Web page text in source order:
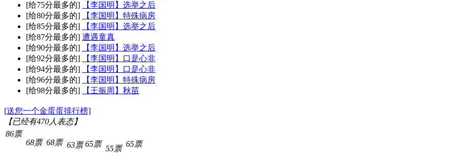
[给75分最多的]
【李国明】选举之后
[给80分最多的]
【李国明】特殊病房
[给85分最多的]
【李国明】选举之后
[给87分最多的] 遭遇童真
[给90分最多的]
【李国明】选举之后
[给92分最多的]
【李国明】口是心非
[给94分最多的]
【李国明】口是心非
[给96分最多的]
【李国明】特殊病房
[给98分最多的]
【王振周】秋苗
[送您一个金蛋蛋排行榜]
【已经有470人表态】
86票
68票 68票 63票 65票
55票
65票